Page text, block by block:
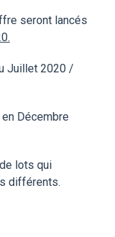
seront lancés
Juillet 2020 /
Décembre
lots qui
différents.